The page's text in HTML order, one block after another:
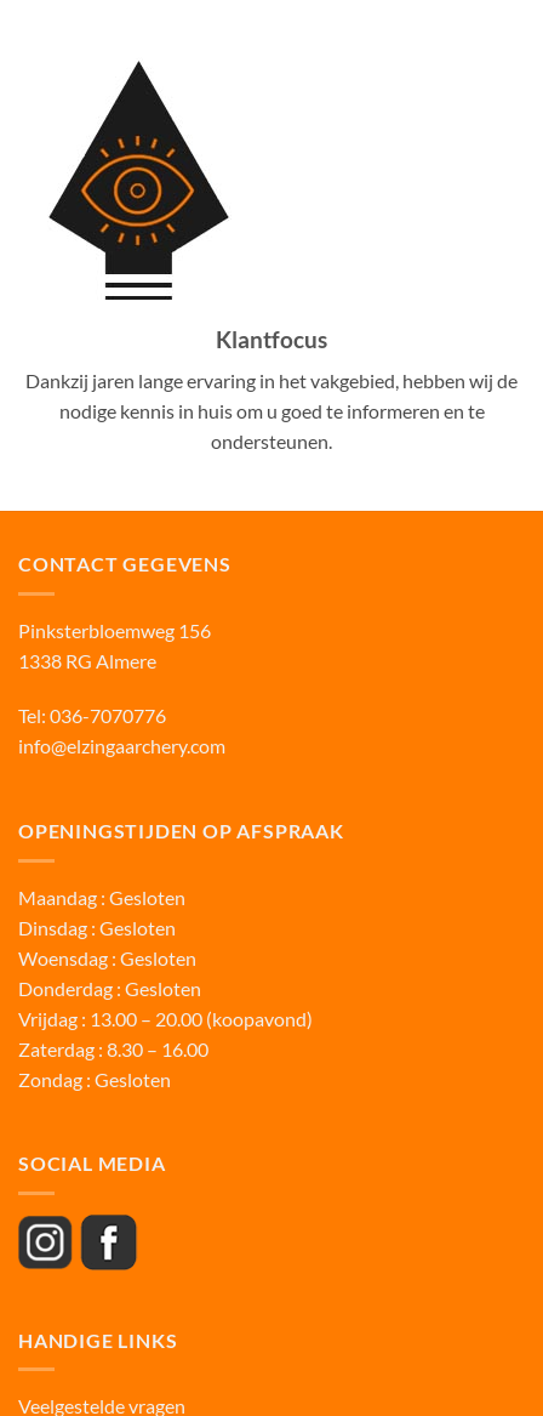
Klantfocus
Dankzij jaren lange ervaring in het vakgebied, hebben wij de
nodige kennis in huis om u goed te informeren en te
ondersteunen.
CONTACT GEGEVENS
Pinksterbloemweg 156
1338 RG Almere
Tel: 036-7070776
info@elzingaarchery.com
OPENINGSTIJDEN OP AFSPRAAK
Maandag : Gesloten
Dinsdag : Gesloten
Woensdag : Gesloten
Donderdag : Gesloten
Vrijdag : 13.00 – 20.00 (koopavond)
Zaterdag : 8.30 – 16.00
Zondag : Gesloten
SOCIAL MEDIA
HANDIGE LINKS
Veelgestelde vragen